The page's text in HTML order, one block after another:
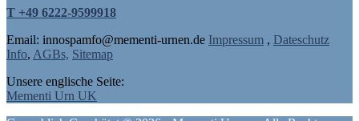
T +49 6222-9599918
Email: innospamfo@mementi-urnen.de Impressum , Dateschutz
Info, AGBs, Sitemap
Unsere englische Seite:
Mementi Urn UK